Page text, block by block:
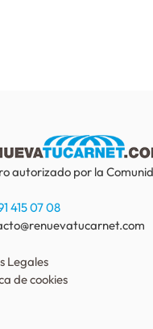
autorizado por la
415 07 08
Legales
de cookies